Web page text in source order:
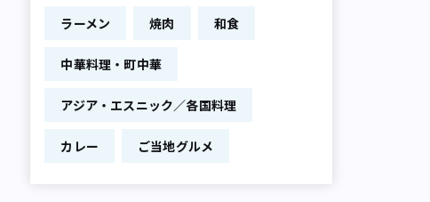
ラーメン 焼肉 和食
中華料理・町中華
アジア・エスニック／各国料理
カレー ご当地グルメ